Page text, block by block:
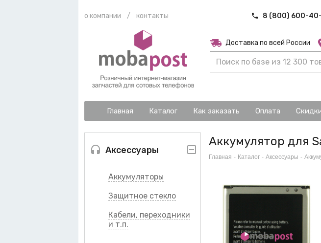
о компании / контакты 8 (800) 600-
Доставка по всей России
Главная Каталог Как заказать Оплата
Аксессуары
Аккумуляторы
Защитное стекло
Кабели, переходники
и т.п.
Аккумулятор для
Главная - Каталог - Аксессуары -